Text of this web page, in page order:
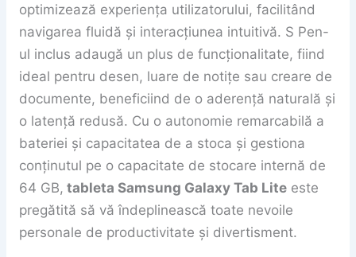
optimizează experiența utilizatorului, facilitând
navigarea fluidă și interacțiunea intuitivă. S Pen-
ul inclus adaugă un plus de funcționalitate, fiind
ideal pentru desen, luare de notițe sau creare de
documente, beneficiind de o aderență naturală și
o latență redusă. Cu o autonomie remarcabilă a
bateriei și capacitatea de a stoca și gestiona
conținutul pe o capacitate de stocare internă de
64 GB, tableta Samsung Galaxy Tab Liteeste
pregătită să vă îndeplinească toate nevoile
personale de productivitate și divertisment.